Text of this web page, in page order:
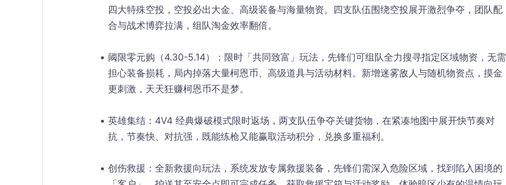
四大特殊空投 ，空投必出大金、高级装备与海量物资。四支队伍围绕空投展开激烈争夺，团队配
合与战术博弈拉满，组队淘金效率翻倍。
阈限零元购（4.30-5.14）
：限时「共同致富」玩法，先锋们可组队全力搜寻指定区域物资，无需
担心装备损耗，局内掉落大量柯恩币、高级道具与活动材料。新增迷雾敌人与随机物资点，摸金
更刺激，天天狂赚柯恩币不是梦。
英雄集结：4V4 经典爆破模式限时返场，两支队伍争夺关键货物，在紧凑地图中展开快节奏对
抗，节奏快、对抗强，既能练枪又能赢取活动积分，兑换多重福利。
创伤救援 ：全新救援向玩法，系统发放专属救援装备，先锋们需深入危险区域，找到陷入困境的